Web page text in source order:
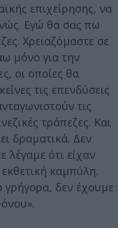
επιχείρησης, να
Εγώ θα σας πω
Χρειαζόμαστε σε
μόνο για την
οι οποίες θα
τις επενδύσεις
τις
τράπεζες. Και
δραματικά. Δεν
λέγαμε ότι είχαν
καμπύλη.
γρήγορα, δεν έχουμε